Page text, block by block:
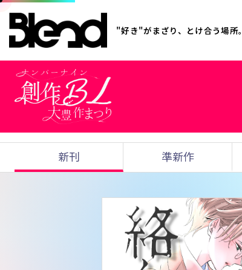
"好き"がまざり、とけ合う場所。
新刊 準新作